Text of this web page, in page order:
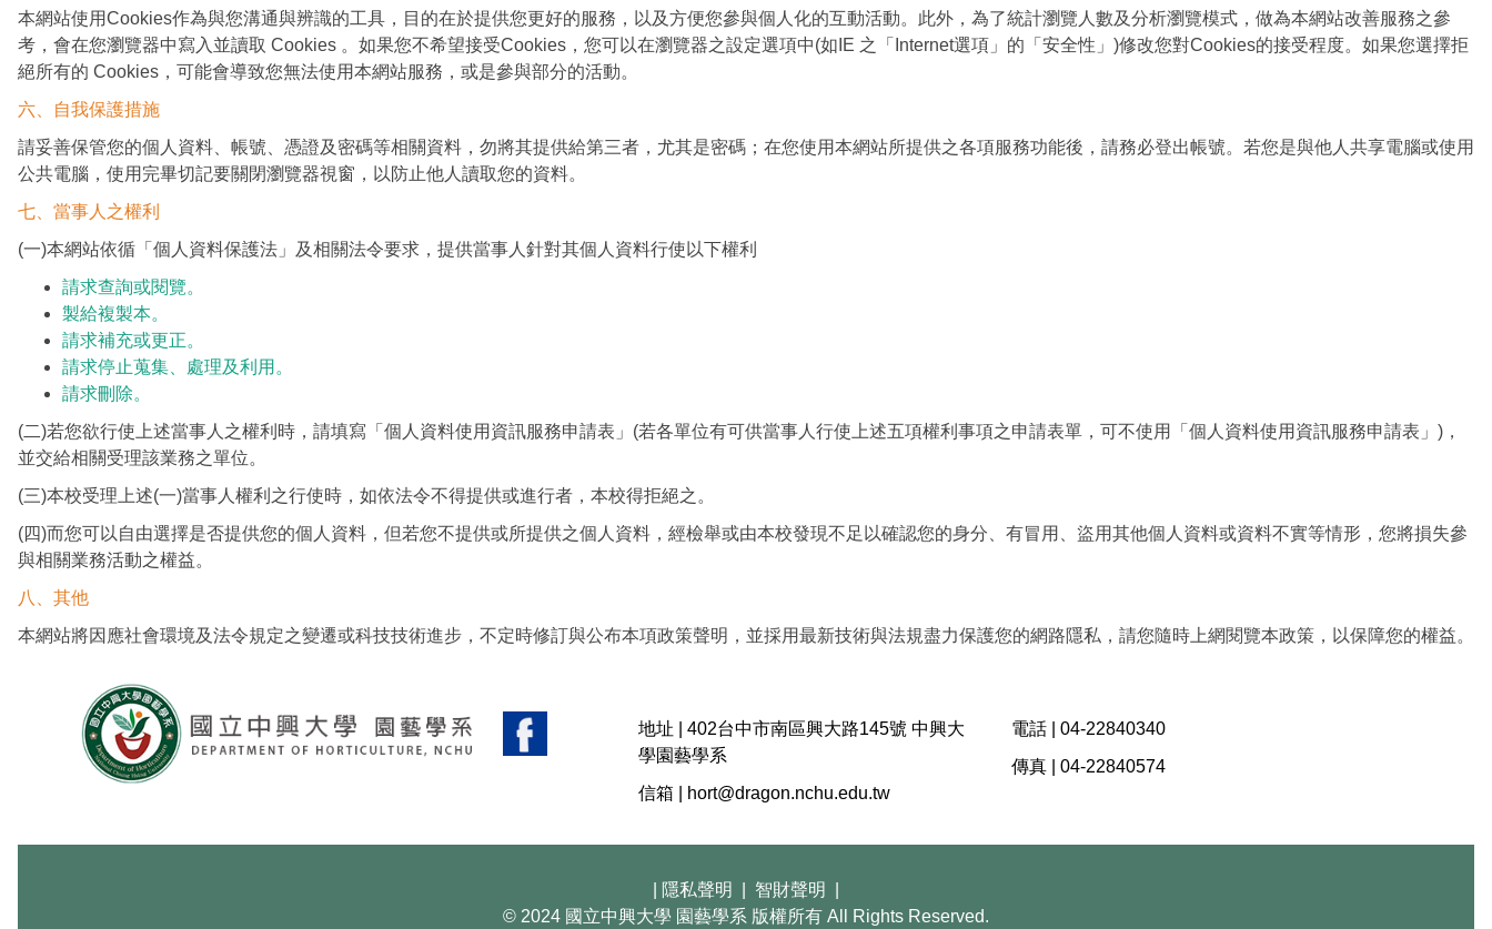
本網站使用Cookies作為與您溝通與辨識的工具，目的在於提供您更好的服務，以及方便您參與個人化的互動活動。此外，為了統計瀏覽人數及分析瀏覽模式，做為本網站改善服務之參
考，會在您瀏覽器中寫入並讀取 Cookies 。如果您不希望接受Cookies，您可以在瀏覽器之設定選項中(如IE 之「Internet選項」的「安全性」)修改您對Cookies的接受程度。如果您選擇拒
絕所有的 Cookies，可能會導致您無法使用本網站服務，或是參與部分的活動。
六、自我保護措施
請妥善保管您的個人資料、帳號、憑證及密碼等相關資料，勿將其提供給第三者，尤其是密碼；在您使用本網站所提供之各項服務功能後，請務必登出帳號。若您是與他人共享電腦或使用
公共電腦，使用完畢切記要關閉瀏覽器視窗，以防止他人讀取您的資料。
七、當事人之權利
(一)本網站依循「個人資料保護法」及相關法令要求，提供當事人針對其個人資料行使以下權利
請求查詢或閱覽。
製給複製本。
請求補充或更正。
請求停止蒐集、處理及利用。
請求刪除。
(二)若您欲行使上述當事人之權利時，請填寫「個人資料使用資訊服務申請表」(若各單位有可供當事人行使上述五項權利事項之申請表單，可不使用「個人資料使用資訊服務申請表」)，
並交給相關受理該業務之單位。
(三)本校受理上述(一)當事人權利之行使時，如依法令不得提供或進行者，本校得拒絕之。
(四)而您可以自由選擇是否提供您的個人資料，但若您不提供或所提供之個人資料，經檢舉或由本校發現不足以確認您的身分、有冒用、盜用其他個人資料或資料不實等情形，您將損失參
與相關業務活動之權益。
八、其他
本網站將因應社會環境及法令規定之變遷或科技技術進步，不定時修訂與公布本項政策聲明，並採用最新技術與法規盡力保護您的網路隱私，請您隨時上網閱覽本政策，以保障您的權益。
地址 |402台中市南區興大路145號 中興大
學園藝學系
信箱 |
hort@dragon.nchu.edu.tw
電話 | 04-22840340
傳真 | 04-22840574
隱私聲明 智財聲明
© 2024 國立中興大學 園藝學系 版權所有 All Rights Reserved.